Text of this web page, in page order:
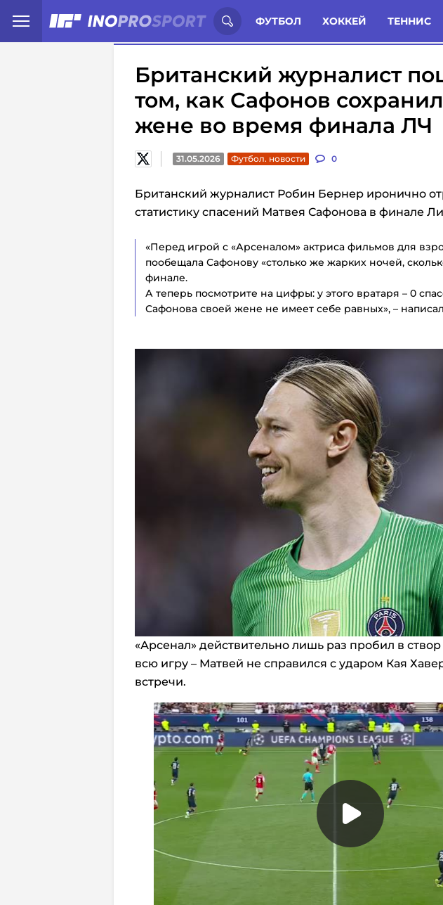
ФУТБОЛ ХОККЕЙ ТЕННИС
Иностранцы о спорте России: Статьи Комменты
Британский журналист
том, как Сафонов
жене во время финала ЛЧ
31.05.2026 Футбол. новости 0
Британский журналист Робин Бернер иронично
статистику спасений Матвея Сафонова в финале
«Перед игрой с «Арсеналом» актриса фильмов для
пообещала Сафонову «столько же жарких ночей,
финале.
А теперь посмотрите на цифры: у этого вратаря – 0
Сафонова своей жене не имеет себе равных», –
«Арсенал» действительно лишь раз пробил в
всю игру – Матвей не справился с ударом Кая
встречи.